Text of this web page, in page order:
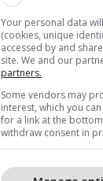
Your personal data
(cookies, unique
accessed by and
site. We and our
partners.
Some vendors may
interest, which you
for a link at the
withdraw consent in